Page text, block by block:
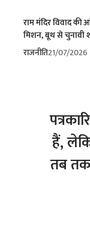
राम मंदिर विवाद
मिशन, बूथ से चुनावी
राजनीति21/07/2026
हैं,
तब